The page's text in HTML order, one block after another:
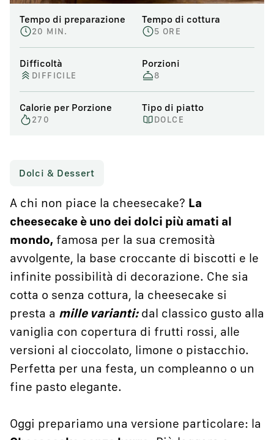
Tempo di preparazione
20 MIN.
Tempo di cottura
5 ORE
Difficoltà
DIFFICILE
Porzioni
8
Calorie per Porzione
270
Tipo di piatto
DOLCE
Dolci & Dessert
A chi non piace la cheesecake? La
cheesecake è uno dei dolci più amati al
mondo, famosa per la sua cremosità
avvolgente, la base croccante di biscotti e le
infinite possibilità di decorazione. Che sia
cotta o senza cottura, la cheesecake si
presta a mille varianti:dal classico gusto alla
vaniglia con copertura di frutti rossi, alle
versioni al cioccolato, limone o pistacchio.
Perfetta per una festa, un compleanno o un
fine pasto elegante.
Oggi prepariamo una versione particolare: la